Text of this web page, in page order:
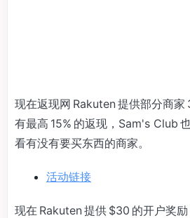
现在返现网 Rakuten 提供部分商家
有最高 15% 的返现，Sam's Club
看有没有要买东西的商家。
活动链接
现在 Rakuten 提供 $30 的开户奖